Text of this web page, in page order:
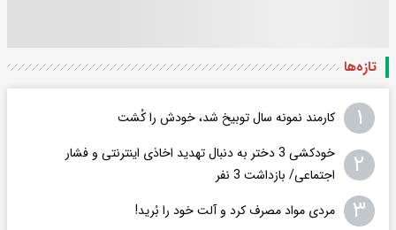
تازه‌ها
۱ کارمند نمونه سال توبیخ شد، خودش را کُشت
۲
خودکشی 3 دختر به دنبال تهدید اخاذی اینترنتی و فشار
اجتماعی/ بازداشت 3 نفر
۳ مردی مواد مصرف کرد و آلت خود را بُرید!